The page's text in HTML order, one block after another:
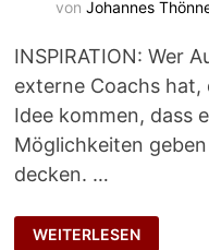
vonJohannes
INSPIRATION: Wer
externe Coachs
Idee kommen, dass
Möglichkeiten
decken. …
INTERNES
COACHING
WEITERLESEN